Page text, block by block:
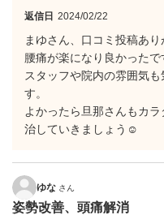
返信日 2024/02/22
まゆさん、口コミ投稿あり
腰痛が楽になり良かった
スタッフや院内の雰囲気
す。
よかったら旦那さんもカ
治していきましょう☺
ゆな さん
姿勢改善、頭痛解消